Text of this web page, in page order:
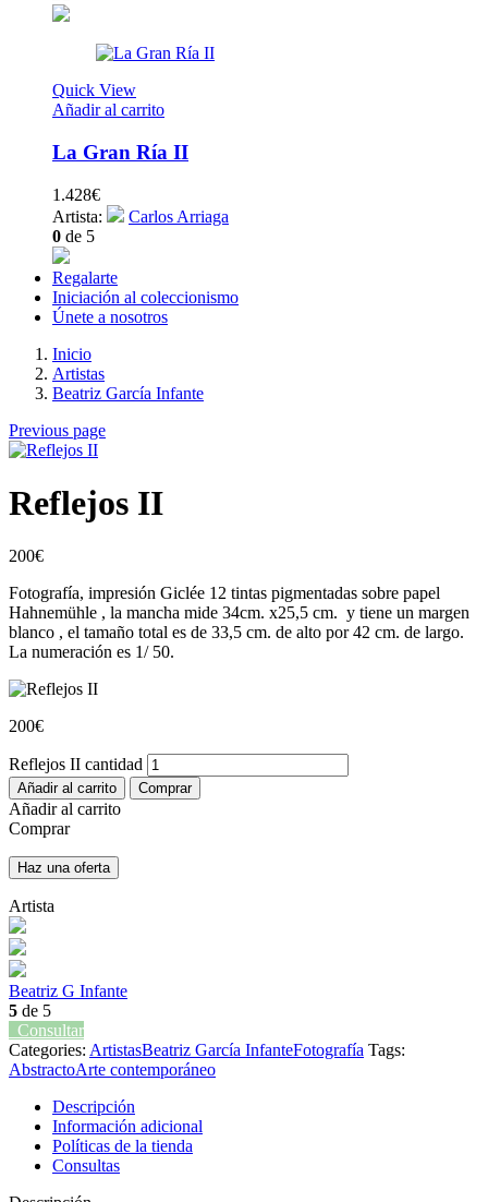
Quick View
Añadir al carrito
La Gran Ría II
1.428€
Artista:
Carlos Arriaga
0 de 5
Regalarte
Iniciación al coleccionismo
Únete a nosotros
Inicio
Artistas
Beatriz García Infante
Previous page
Reflejos II
200€
Fotografía, impresión Giclée 12 tintas pigmentadas sobre papel
Hahnemühle , la mancha mide 34cm. x25,5 cm. y tiene un margen
blanco , el tamaño total es de 33,5 cm. de alto por 42 cm. de largo.
La numeración es 1/ 50.
200€
Reflejos II cantidad
Añadir al carrito Comprar
Añadir al carrito
Comprar
Haz una oferta
Artista
Beatriz G Infante
5 de 5
Consultar
Categories: ArtistasBeatriz García InfanteFotografía Tags:
AbstractoArte contemporáneo
Descripción
Información adicional
Políticas de la tienda
Consultas